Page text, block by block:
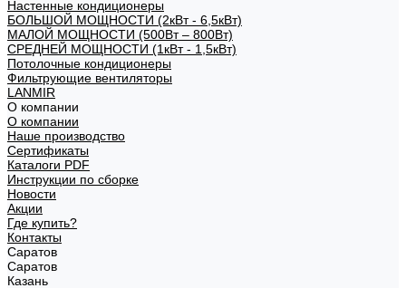
Настенные кондиционеры
БОЛЬШОЙ МОЩНОСТИ (2кВт - 6,5кВт)
МАЛОЙ МОЩНОСТИ (500Вт – 800Вт)
СРЕДНЕЙ МОЩНОСТИ (1кВт - 1,5кВт)
Потолочные кондиционеры
Фильтрующие вентиляторы
LANMIR
О компании
О компании
Наше производство
Сертификаты
Каталоги PDF
Инструкции по сборке
Новости
Акции
Где купить?
Контакты
Саратов
Саратов
Казань